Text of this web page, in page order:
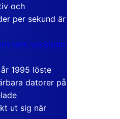
och
per sekund är
som vecklade
1995 löste
datorer på
ut sig när